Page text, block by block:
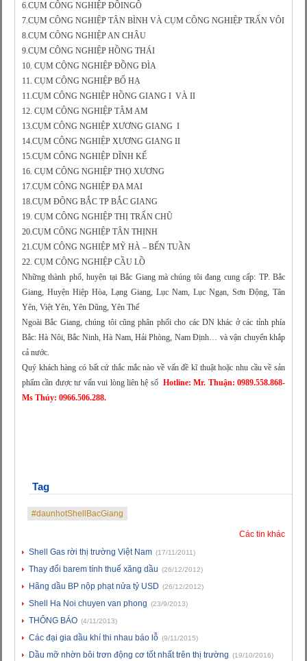
6.CỤM CÔNG NGHIỆP ĐỒINGÔ
7.CỤM CÔNG NGHIỆP TÂN BÌNH VÀ CỤM CÔNG NGHIỆP TRẤN VÔI
8.CỤM CÔNG NGHIỆP AN CHÂU
9.CỤM CÔNG NGHIỆP HỒNG THÁI
10. CỤM CỘNG NGHIỆP ĐỒNG ĐÌA
11. CỤM CÔNG NGHIỆP BỐ HẠ
11.CỤM CÔNG NGHIỆP HỒNG GIANG I VÀ II
12. CỤM CÔNG NGHIỆP TÂM AM
13.CỤM CÔNG NGHIỆP XƯƠNG GIANG I
14.CỤM CÔNG NGHIỆP XƯƠNG GIANG II
15.CỤM CÔNG NGHIỆP DĨNH KẾ
16. CỤM CÔNG NGHIỆP THỌ XƯƠNG
17.CỤM CÔNG NGHIỆP ĐA MAI
18.CỤM ĐÔNG BẮC TP BẮC GIANG
19. CỤM CÔNG NGHIỆP THỊ TRẤN CHŨ
20.CỤM CÔNG NGHIỆP TÂN THỊNH
21.CỤM CÔNG NGHIỆP MỸ HÀ – BẾN TUẦN
22. CỤM CÔNG NGHIỆP CẦU LỒ
Những thành phố, huyện tại Bắc Giang mà chúng tôi đang cung cấp: TP. Bắc
Giang, Huyện Hiệp Hòa, Lạng Giang, Lục Nam, Lục Ngạn, Sơn Động, Tân
Yên, Việt Yên, Yên Dũng, Yên Thế
Ngoài Bắc Giang, chúng tôi cũng phân phối cho các DN khác ở các tỉnh phía
Bắc: Hà Nôi, Bắc Ninh, Hà Nam, Hải Phòng, Nam Định… và vận chuyển khắp
cả nước.
Quý khách hàng có bất cứ thắc mắc nào về vấn đề kĩ thuật hoặc nhu cầu về sản
phẩm cần được tư vấn vui lòng liên hệ số Hotline: Mr. Thuận: 0989.558.868-
Ms Thúy: 0966.506.288.
Tag
#daunhotShellBacGiang
Các tin khác
Shell Gas rời thị trường Việt Nam (17/11/2011)
Thay đổi barem tính thuế xăng dầu (26/12/2012)
Hãng dầu BP nộp phạt nửa tỷ USD (26/12/2012)
Shell Ha Noi chuyen van phong (23/9/2013)
THÔNG BÁO (4/11/2013)
Các đại gia dầu khí thi nhau báo lỗ (9/11/2015)
Dầu mỡ nhờn bôi trơn động cơ tốt nhất trên thị trường (19/10/2016)